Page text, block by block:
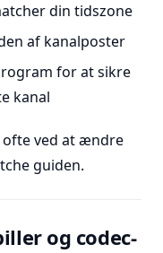
din tidszone
af kanalposter
for at sikre
kanal
ofte ved at ændre
guiden.
og codec-